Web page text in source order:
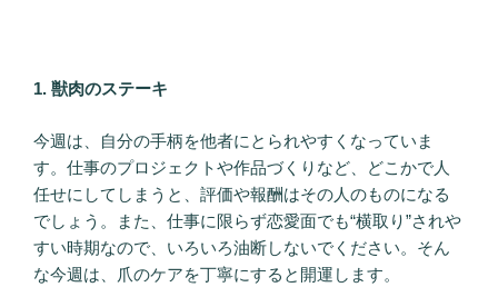
1. 獣肉のステーキ
今週は、自分の手柄を他者にとられやすくなっていま
す。仕事のプロジェクトや作品づくりなど、どこかで人
任せにしてしまうと、評価や報酬はその人のものになる
でしょう。また、仕事に限らず恋愛面でも“横取り”されや
すい時期なので、いろいろ油断しないでください。そん
な今週は、爪のケアを丁寧にすると開運します。